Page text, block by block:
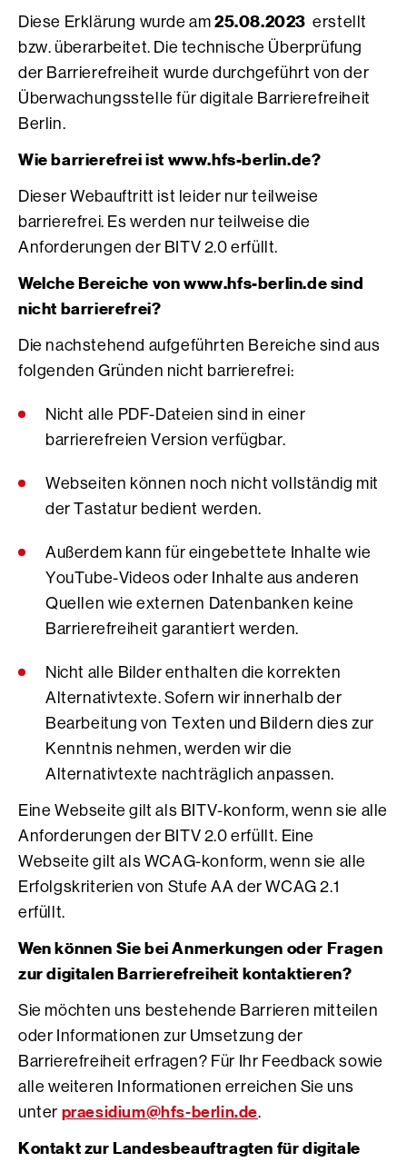
Diese Erklärung wurde am 25.08.2023 erstellt
bzw. überarbeitet. Die technische Überprüfung
der Barrierefreiheit wurde durchgeführt von der
Überwachungsstelle für digitale Barrierefreiheit
Berlin.
Wie barrierefrei ist www.hfs-berlin.de?
Dieser Webauftritt ist leider nur teilweise
barrierefrei. Es werden nur teilweise die
Anforderungen der BITV 2.0 erfüllt.
Welche Bereiche von www.hfs-berlin.de sind
nicht barrierefrei?
Die nachstehend aufgeführten Bereiche sind aus
folgenden Gründen nicht barrierefrei:
Nicht alle PDF-Dateien sind in einer
barrierefreien Version verfügbar.
Webseiten können noch nicht vollständig mit
der Tastatur bedient werden.
Außerdem kann für eingebettete Inhalte wie
YouTube-Videos oder Inhalte aus anderen
Quellen wie externen Datenbanken keine
Barrierefreiheit garantiert werden.
Nicht alle Bilder enthalten die korrekten
Alternativtexte. Sofern wir innerhalb der
Bearbeitung von Texten und Bildern dies zur
Kenntnis nehmen, werden wir die
Alternativtexte nachträglich anpassen.
Eine Webseite gilt als BITV-konform, wenn sie alle
Anforderungen der BITV 2.0 erfüllt. Eine
Webseite gilt als WCAG-konform, wenn sie alle
Erfolgskriterien von Stufe AA der WCAG 2.1
erfüllt.
Wen können Sie bei Anmerkungen oder Fragen
zur digitalen Barrierefreiheit kontaktieren?
Sie möchten uns bestehende Barrieren mitteilen
oder Informationen zur Umsetzung der
Barrierefreiheit erfragen? Für Ihr Feedback sowie
alle weiteren Informationen erreichen Sie uns
unter praesidium@hfs-berlin.de.
Kontakt zur Landesbeauftragten für digitale